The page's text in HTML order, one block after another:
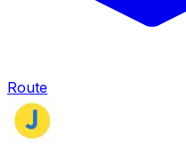
Route